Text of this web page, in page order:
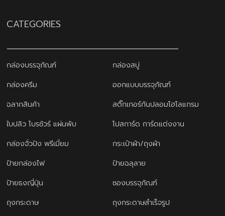
CATEGORIES
กล่องบรรจุภัณฑ์
กล่องสบู่
กล่องครีม
ออกแบบบรรจุภัณฑ์
ฉลากสินค้า
สติ๊กเกอร์กันปลอมโฮโลแกรม
ใบปลิว โบรชัวร์ แผ่นพับ
โปสการ์ด การ์ดแต่งงาน
กล่องจั่วปัง พรีเมี่ยม
กระเป๋าผ้า/ถุงผ้า
ป้ายกล่องไฟ
ป้ายฉลุลาย
ป้ายธงญี่ปุ่น
ซองบรรจุภัณฑ์
ถุงกระดาษ
ถุงกระดาษสำเร็จรูป